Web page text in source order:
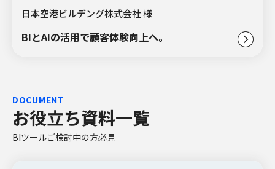
日本空港ビルデング株式会社 様
BIとAIの活用で顧客体験向上へ。
DOCUMENT
お役立ち資料一覧
BIツールご検討中の方必見